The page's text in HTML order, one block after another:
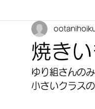
ひよこ１･２組（0･1歳児）
焼き
ゆり組さんの
小さいクラス